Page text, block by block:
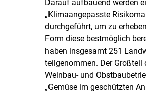
Darauf aufbauend werden
„Klimaangepasste
durchgeführt, um zu
Form diese bestmöglich
haben insgesamt 251
teilgenommen. Der Großteil
Weinbau- und
„Gemüse im geschützten